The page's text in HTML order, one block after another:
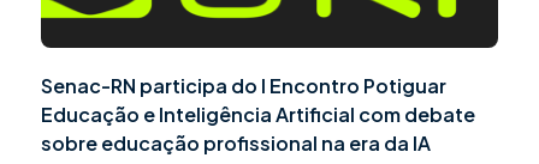
Senac-RN participa do I Encontro Potiguar
Educação e Inteligência Artificial com debate
sobre educação profissional na era da IA